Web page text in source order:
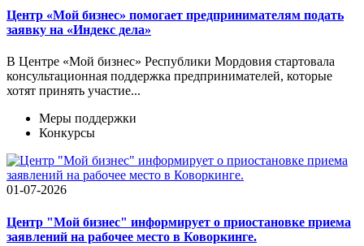
Центр «Мой бизнес» помогает предпринимателям подать
заявку на «Индекс дела»
В Центре «Мой бизнес» Республики Мордовия стартовала
консультационная поддержка предпринимателей, которые
хотят принять участие...
Меры поддержки
Конкурсы
01-07-2026
Центр "Мой бизнес" информирует о приостановке приема
заявлений на рабочее место в Коворкинге.